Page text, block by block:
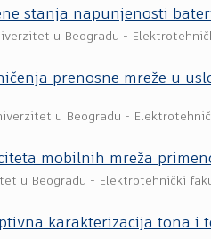
stanja napunjenosti
u Beogradu -
prenosne mreže u
u Beogradu -
mobilnih mreža
u Beogradu - Elektrotehnički
karakterizacija tona